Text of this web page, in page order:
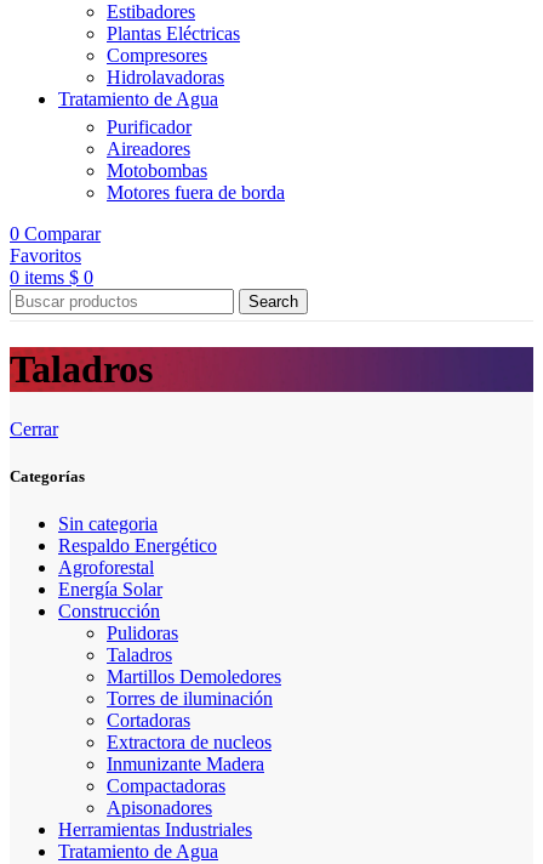
Estibadores
Plantas Eléctricas
Compresores
Hidrolavadoras
Tratamiento de Agua
Purificador
Aireadores
Motobombas
Motores fuera de borda
0 Comparar
Favoritos
0 items $ 0
Search
Taladros
Cerrar
Categorías
Sin categoria
Respaldo Energético
Agroforestal
Energía Solar
Construcción
Pulidoras
Taladros
Martillos Demoledores
Torres de iluminación
Cortadoras
Extractora de nucleos
Inmunizante Madera
Compactadoras
Apisonadores
Herramientas Industriales
Tratamiento de Agua